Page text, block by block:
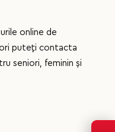
online de
puteți contacta
seniori, feminin și